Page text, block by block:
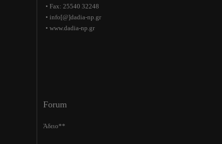
• Fax: 25540 32248
• info[@]dadia-np.gr
• www.dadia-np.gr
Forum
Άδειο**